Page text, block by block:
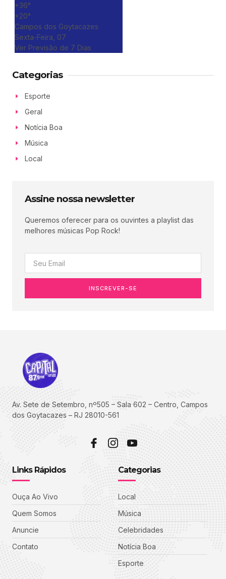
+36°
+20°
Campos dos Goytacazes
Sexta-Feira, 07
Ver Previsão de 7 Dias
Categorias
Esporte
Geral
Notícia Boa
Música
Local
Assine nossa newsletter
Queremos oferecer para os ouvintes a playlist das
melhores músicas Pop Rock!
INSCREVER-SE
Av. Sete de Setembro, nº505 – Sala 602 – Centro, Campos
dos Goytacazes – RJ 28010-561
Links Rápidos
Ouça Ao Vivo
Quem Somos
Anuncie
Contato
Categorias
Local
Música
Celebridades
Notícia Boa
Esporte